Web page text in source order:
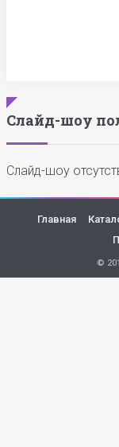
Слайд-шоу
Слайд-шоу
Главная
©